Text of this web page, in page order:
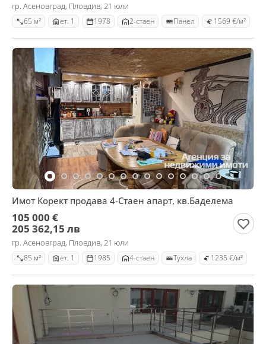
гр. Асеновград, Пловдив, 21 юли
65 м² ет. 1 1978 2-стаен Панел 1569 €/м²
Имот Корект продава 4-Стаен апарт, кв.Баделема
105 000 €
205 362,15 лв
гр. Асеновград, Пловдив, 21 юли
85 м² ет. 1 1985 4-стаен Тухла 1235 €/м²